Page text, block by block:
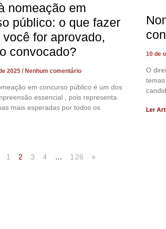
nomeação em
público: o que fazer
você for aprovado,
convocado?
2025 Nenhum comentário
em concurso público é um dos
essencial , pois representa
mais esperadas por todos os
10 de
O
Ler
1 2 3 4 … 126 »